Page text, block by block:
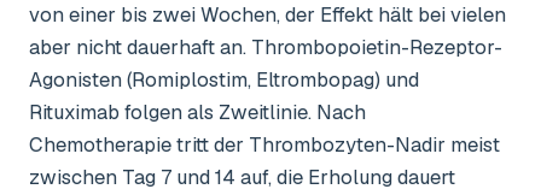
von einer bis zwei Wochen, der Effekt hält bei vielen
aber nicht dauerhaft an. Thrombopoietin-Rezeptor-
Agonisten (Romiplostim, Eltrombopag) und
Rituximab folgen als Zweitlinie. Nach
Chemotherapie tritt der Thrombozyten-Nadir meist
zwischen Tag 7 und 14 auf, die Erholung dauert